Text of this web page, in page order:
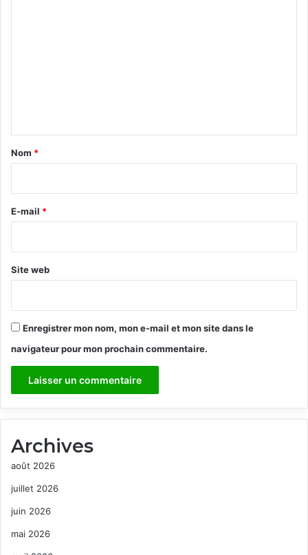
a
e
Nom *
E-mail *
Site web
Enregistrer mon nom, mon e-mail et mon site dans le
navigateur pour mon prochain commentaire.
Archives
août 2026
juillet 2026
juin 2026
mai 2026